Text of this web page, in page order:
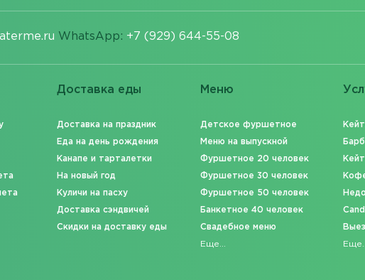
WhatsApp: +7 (929) 644-55-08
Доставка еды
Доставка на праздник
Еда на день рождения
Канапе и тарталетки
На новый год
Куличи на пасху
Доставка сэндвичей
Скидки на доставку еды
Меню
Детское фуршетное
Меню на выпускной
Фуршетное 20 человек
Фуршетное 30 человек
Фуршетное 50 человек
Банкетное 40 человек
Свадебное меню
Еще... Еще...